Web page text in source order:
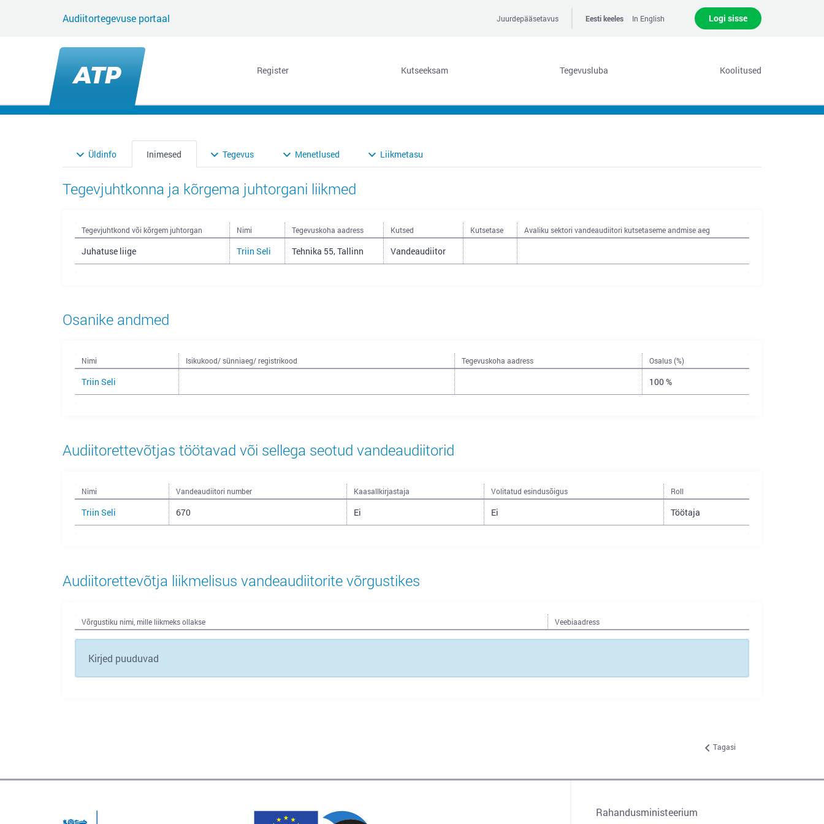
Audiitortegevuse portaal Juurdepääsetavus Eesti keeles In English Logi sisse
Register Kutseeksam Tegevusluba Koolitused
Üldinfo Inimesed Tegevus Menetlused Liikmetasu
Tegevjuhtkonna ja kõrgema juhtorgani liikmed
Tegevjuhtkond või kõrgem juhtorgan Nimi Tegevuskoha aadress Kutsed Kutsetase Avaliku sektori vandeaudiitori kutsetaseme andmise aeg
Juhatuse liige Triin Seli Tehnika 55, Tallinn Vandeaudiitor
Osanike andmed
Nimi Isikukood/ sünniaeg/ registrikood Tegevuskoha aadress Osalus (%)
Triin Seli 100 %
Audiitorettevõtjas töötavad või sellega seotud vandeaudiitorid
Nimi Vandeaudiitori number Kaasallkirjastaja Volitatud esindusõigus Roll
Triin Seli 670 Ei Ei Töötaja
Audiitorettevõtja liikmelisus vandeaudiitorite võrgustikes
Võrgustiku nimi, mille liikmeks ollakse Veebiaadress
Kirjed puuduvad
Tagasi
Rahandusministeerium